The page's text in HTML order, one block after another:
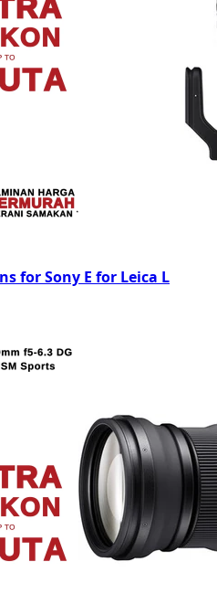
for Sony E for Leica L